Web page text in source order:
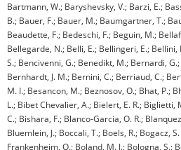
Bartmann, W.; Baryshevsky, V.; Barzi, E.;
B.; Bauer, F.; Bauer, M.; Baumgartner, T.;
Beaudette, F.; Bedeschi, F.; Beguin, M.;
Bellegarde, N.; Belli, E.; Bellingeri, E.; Bellini,
S.; Bencivenni, G.; Benedikt, M.; Bernardi,
Bernhardt, J. M.; Bernini, C.; Berriaud, C.;
M. I.; Besancon, M.; Beznosov, O.; Bhat, P.;
L.; Bibet Chevalier, A.; Bielert, E. R.; Biglietti,
C.; Bishara, F.; Blanco-Garcia, O. R.;
Bluemlein, J.; Boccali, T.; Boels, R.; Bogacz,
Frankenheim, O.; Boland, M. J.; Bologna, S.;